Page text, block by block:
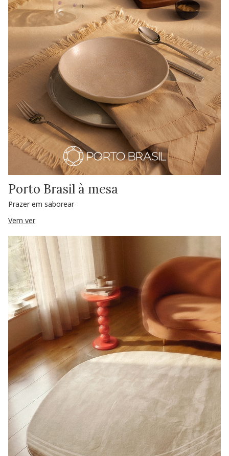
Porto Brasil à mesa
Prazer em saborear
Vem ver